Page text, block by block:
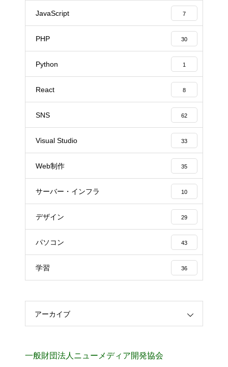
JavaScript 7
PHP 30
Python 1
React 8
SNS 62
Visual Studio 33
Web制作 35
サーバー・インフラ 10
デザイン 29
パソコン 43
学習 36
アーカイブ
一般財団法人ニューメディア開発協会